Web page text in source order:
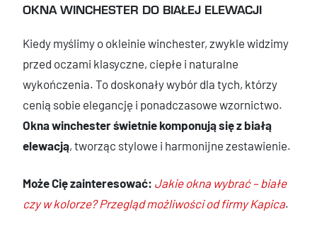
OKNA WINCHESTER DO BIAŁEJ ELEWACJI
Kiedy myślimy o okleinie winchester, zwykle widzimy
przed oczami klasyczne, ciepłe i naturalne
wykończenia. To doskonały wybór dla tych, którzy
cenią sobie elegancję i ponadczasowe wzornictwo.
Okna winchester świetnie komponują się z białą
elewacją, tworząc stylowe i harmonijne zestawienie.
Może Cię zainteresować: Jakie okna wybrać – białe
czy w kolorze? Przegląd możliwości od firmy Kapica.